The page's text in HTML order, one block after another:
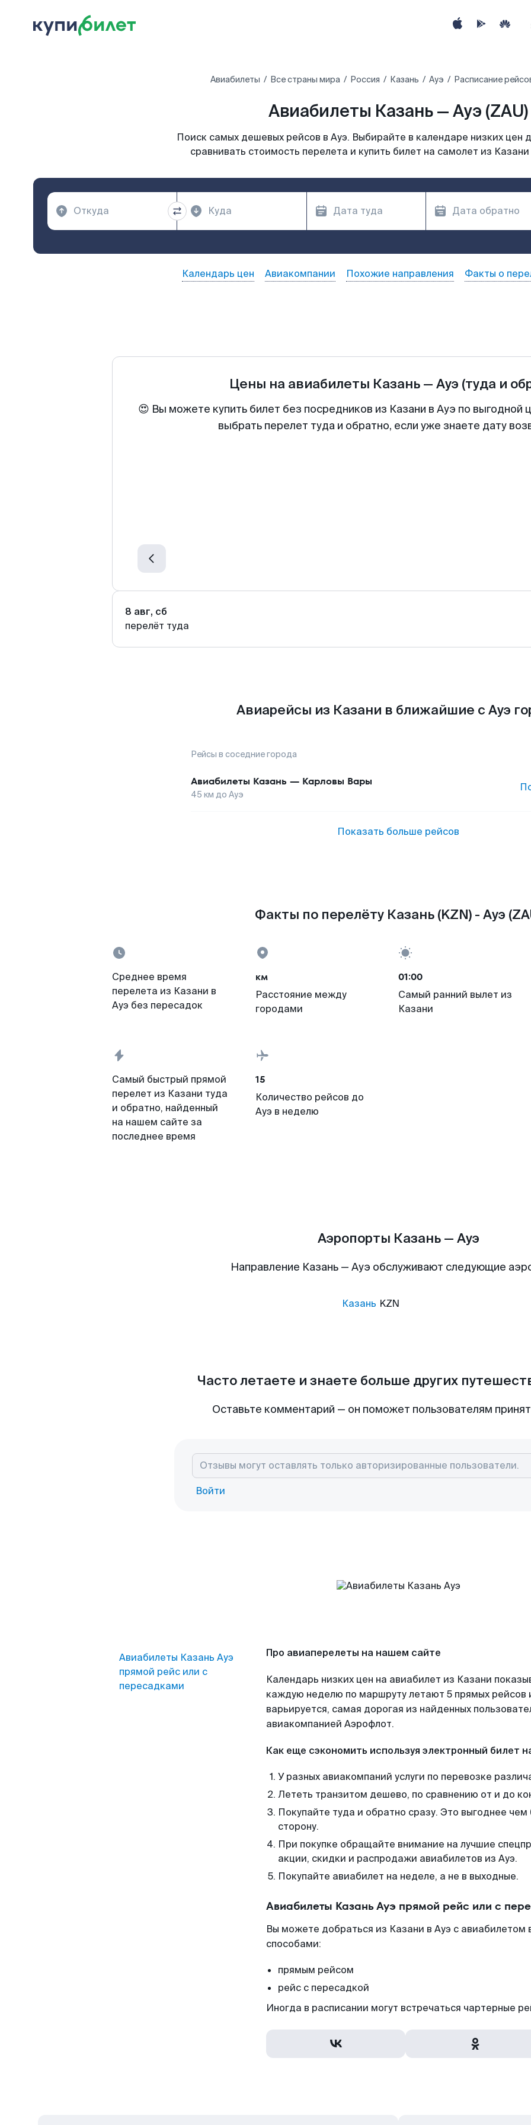
Авиабилеты Все страны мира Россия Казань Ауэ Расписание
Авиабилеты Казань — Ауэ (ZAU)
Поиск самых дешевых рейсов в Ауэ. Выбирайте в календаре низких цен
сравнивать стоимость перелета и купить билет на самолет из
Календарь цен Авиакомпании Похожие направления Факты о
Цены на авиабилеты Казань— Ауэ (туда и
😍 Вы можете купить билет без посредников из Казани в Ауэ по
выбрать перелет туда и обратно, если уже знаете дату
8 авг, сб
перелёт туда
Авиарейсы из Казани в ближайшие с Ауэ
Рейсы в соседние города
Авиабилеты Казань — Карловы Вары
45 км до Ауэ
Показать больше рейсов
Факты по перелёту Казань (KZN) - Ауэ
Среднее время
перелета из Казани в
Ауэ без пересадок
км
Расстояние между
городами
01:00
Самый ранний вылет из
Казани
Самый быстрый прямой
перелет из Казани туда
и обратно, найденный
на нашем сайте за
последнее время
15
Количество рейсов до
Ауэ в неделю
Аэропорты Казань — Ауэ
Направление Казань — Ауэ обслуживают следующие
Казань KZN
Часто летаете и знаете больше других
Оставьте комментарий — он поможет пользователям
Войти
Авиабилеты Казань Ауэ
прямой рейс или с
пересадками
Про авиаперелеты на нашем сайте
Календарь низких цен на авиабилет из Казани
каждую неделю по маршруту летают 5 прямых рейсов
варьируется, самая дорогая из найденных
авиакомпанией Аэрофлот.
Как еще сэкономить используя электронный билет
У разных авиакомпаний услуги по перевозке
Лететь транзитом дешево, по сравнению от и до
Покупайте туда и обратно сразу. Это выгоднее чем
сторону.
При покупке обращайте внимание на лучшие
акции, скидки и распродажи авиабилетов из Ауэ.
Покупайте авиабилет на неделе, а не в выходные.
Авиабилеты Казань Ауэ прямой рейс или с
Вы можете добраться из Казани в Ауэ с авиабилетом
способами:
прямым рейсом
рейс с пересадкой
Иногда в расписании могут встречаться чартерные